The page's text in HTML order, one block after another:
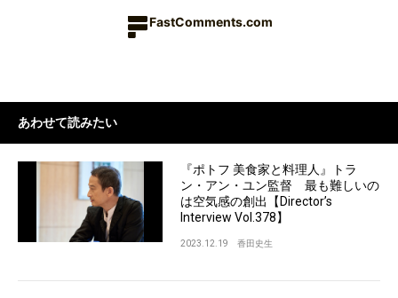
FastComments.com
あわせて読みたい
『ポトフ 美食家と料理人』トラ
ン・アン・ユン監督 最も難しいの
は空気感の創出【Director’s
Interview Vol.378】
2023.12.19 香田史生